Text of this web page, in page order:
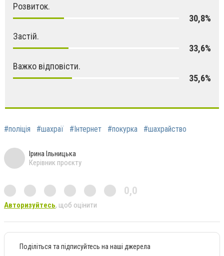
Розвиток.
30,8%
Застій.
33,6%
Важко відповісти.
35,6%
#поліція #шахраї #Інтернет #покурка #шахрайство
Ірина Ільницька
Керівник проєкту
0,0
Авторизуйтесь, щоб оцінити
Поділіться та підписуйтесь на наші джерела